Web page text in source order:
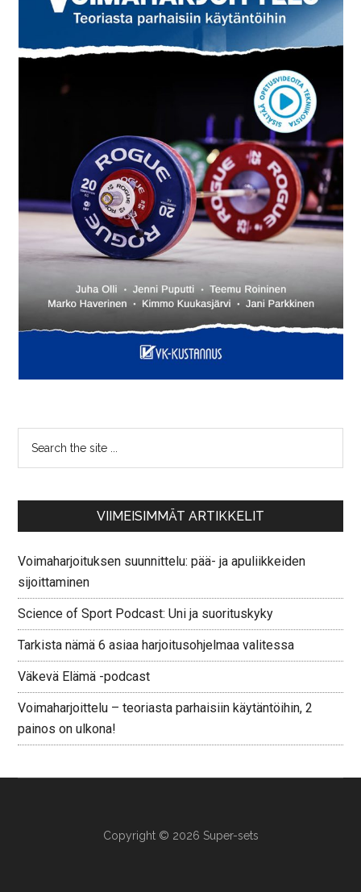
VIIMEISIMMÄT ARTIKKELIT
Voimaharjoituksen suunnittelu: pää- ja apuliikkeiden
sijoittaminen
Science of Sport Podcast: Uni ja suorituskyky
Tarkista nämä 6 asiaa harjoitusohjelmaa valitessa
Väkevä Elämä -podcast
Voimaharjoittelu – teoriasta parhaisiin käytäntöihin, 2
painos on ulkona!
Copyright © 2026 Super-sets